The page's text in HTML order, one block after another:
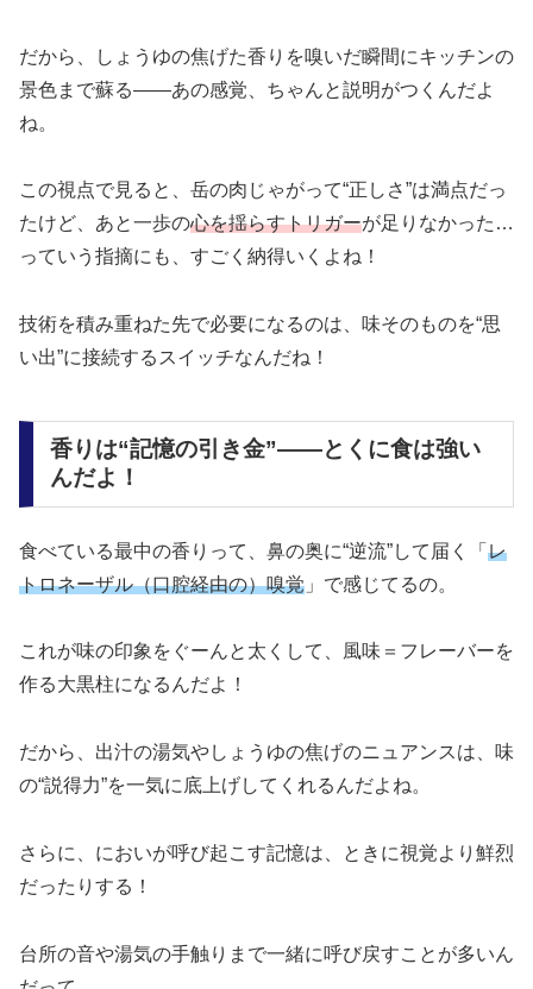
だから、しょうゆの焦げた香りを嗅いだ瞬間にキッチンの
景色まで蘇る――あの感覚、ちゃんと説明がつくんだよ
ね。
この視点で見ると、岳の肉じゃがって“正しさ”は満点だっ
たけど、あと一歩の心を揺らすトリガーが足りなかった…
っていう指摘にも、すごく納得いくよね！
技術を積み重ねた先で必要になるのは、味そのものを“思
い出”に接続するスイッチなんだね！
香りは“記憶の引き金”――とくに食は強い
んだよ！
食べている最中の香りって、鼻の奥に“逆流”して届く「 レ
トロネーザル（口腔経由の）嗅覚 」で感じてるの。
これが味の印象をぐーんと太くして、風味＝フレーバーを
作る大黒柱になるんだよ！
だから、出汁の湯気やしょうゆの焦げのニュアンスは、味
の“説得力”を一気に底上げしてくれるんだよね。
さらに、においが呼び起こす記憶は、ときに視覚より鮮烈
だったりする！
台所の音や湯気の手触りまで一緒に呼び戻すことが多いん